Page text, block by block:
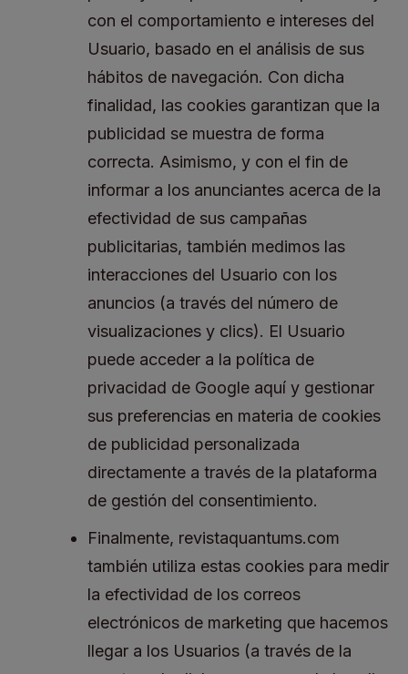
con el comportamiento e intereses del
Usuario, basado en el análisis de sus
hábitos de navegación. Con dicha
finalidad, las cookies garantizan que la
publicidad se muestra de forma
correcta. Asimismo, y con el fin de
informar a los anunciantes acerca de la
efectividad de sus campañas
publicitarias, también medimos las
interacciones del Usuario con los
anuncios (a través del número de
visualizaciones y clics). El Usuario
puede acceder a la política de
privacidad de Google aquí y gestionar
sus preferencias en materia de cookies
de publicidad personalizada
directamente a través de la plataforma
de gestión del consentimiento.
Finalmente, revistaquantums.com
también utiliza estas cookies para medir
la efectividad de los correos
electrónicos de marketing que hacemos
llegar a los Usuarios (a través de la